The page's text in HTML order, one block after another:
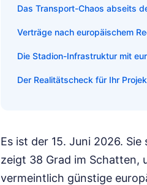
Das Transport-Chaos abseits
Verträge nach europäischem
Die Stadion-Infrastruktur mit
Der Realitätscheck für Ihr
Es ist der 15. Juni 2026.
zeigt 38 Grad im Schatten,
vermeintlich günstige